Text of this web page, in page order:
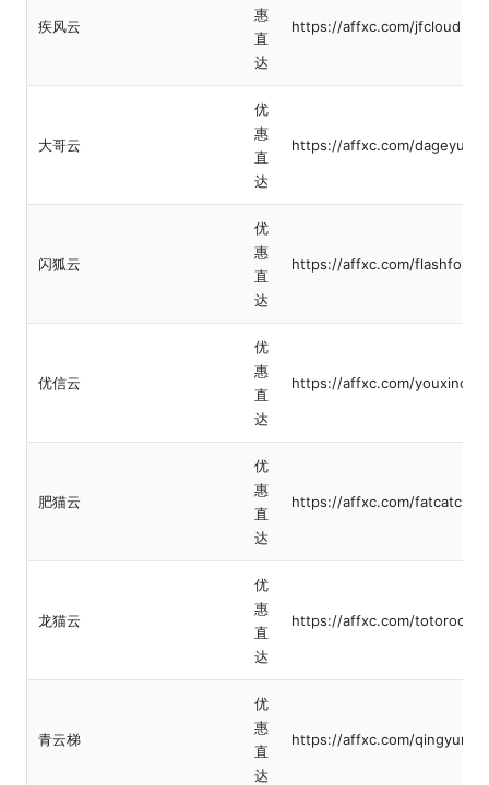
疾风云
惠
直
达
https://affxc.com/jfcloud
大哥云
优
惠
直
达
https://affxc.com/dageyun
闪狐云
优
惠
直
达
https://affxc.com/flashfox
优信云
优
惠
直
达
https://affxc.com/
肥猫云
优
惠
直
达
https://affxc.com/
龙猫云
优
惠
直
达
https://affxc.com/
青云梯
优
惠
直
达
https://affxc.com/qingyunti